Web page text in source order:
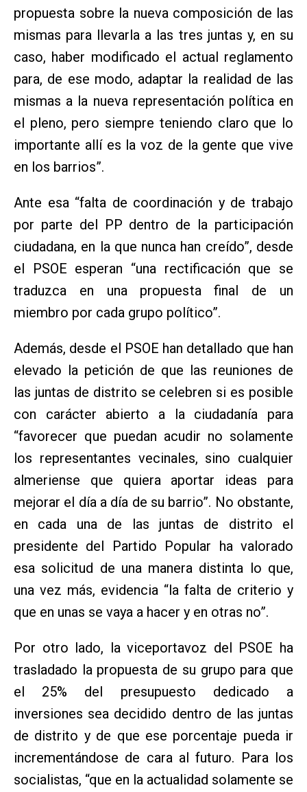
propuesta sobre la nueva composición de las
mismas para llevarla a las tres juntas y, en su
caso, haber modificado el actual reglamento
para, de ese modo, adaptar la realidad de las
mismas a la nueva representación política en
el pleno, pero siempre teniendo claro que lo
importante allí es la voz de la gente que vive
en los barrios”.
Ante esa “falta de coordinación y de trabajo
por parte del PP dentro de la participación
ciudadana, en la que nunca han creído”, desde
el PSOE esperan “una rectificación que se
traduzca en una propuesta final de un
miembro por cada grupo político”.
Además, desde el PSOE han detallado que han
elevado la petición de que las reuniones de
las juntas de distrito se celebren si es posible
con carácter abierto a la ciudadanía para
“favorecer que puedan acudir no solamente
los representantes vecinales, sino cualquier
almeriense que quiera aportar ideas para
mejorar el día a día de su barrio”. No obstante,
en cada una de las juntas de distrito el
presidente del Partido Popular ha valorado
esa solicitud de una manera distinta lo que,
una vez más, evidencia “la falta de criterio y
que en unas se vaya a hacer y en otras no”.
Por otro lado, la viceportavoz del PSOE ha
trasladado la propuesta de su grupo para que
el 25% del presupuesto dedicado a
inversiones sea decidido dentro de las juntas
de distrito y de que ese porcentaje pueda ir
incrementándose de cara al futuro. Para los
socialistas, “que en la actualidad solamente se